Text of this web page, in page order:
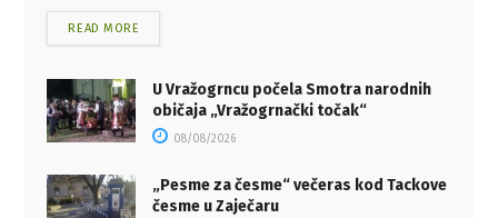
READ MORE
U Vražogrncu počela Smotra narodnih
običaja „Vražogrnački točak“
08/08/2026
„Pesme za česme“ večeras kod Tackove
česme u Zaječaru